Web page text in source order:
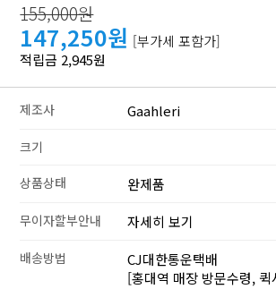
155,000원
147,250원 [부가세 포함가]
적립금 2,945원
제조사 Gaahleri
크기
상품상태
완제품
무이자할부안내 자세히 보기
배송방법
CJ대한통운택배
[홍대역 매장 방문수령,